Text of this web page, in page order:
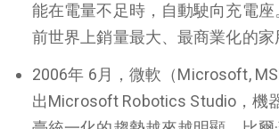
能在電量不足時，自動駛向充電座
前世界上銷量最大、最商業化的家
2006年 6月，微軟（Microsoft,
出Microsoft Robotics Studio，機